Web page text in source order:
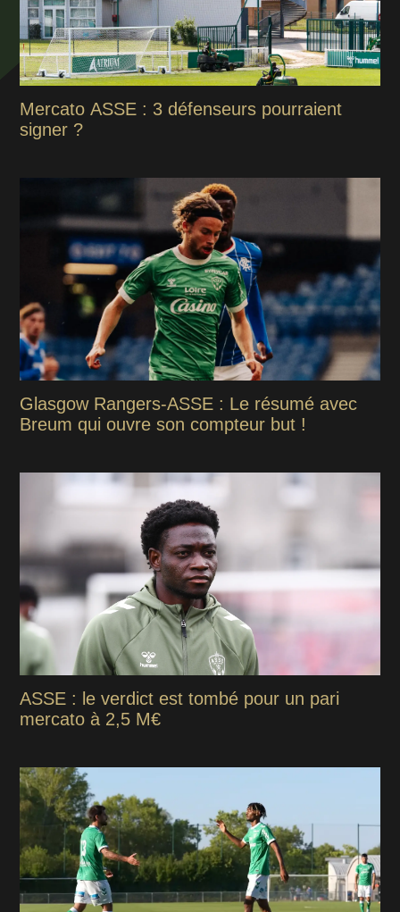
Mercato ASSE : 3 défenseurs pourraient
signer ?
Glasgow Rangers-ASSE : Le résumé avec
Breum qui ouvre son compteur but !
ASSE : le verdict est tombé pour un pari
mercato à 2,5 M€